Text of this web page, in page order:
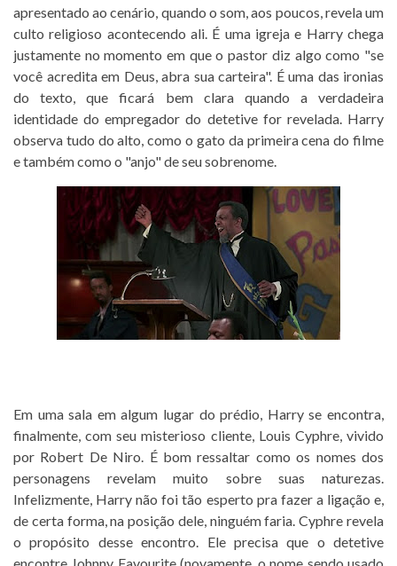
apresentado ao cenário, quando o som, aos poucos, revela um
culto religioso acontecendo ali. É uma igreja e Harry chega
justamente no momento em que o pastor diz algo como "se
você acredita em Deus, abra sua carteira". É uma das ironias
do texto, que ficará bem clara quando a verdadeira
identidade do empregador do detetive for revelada. Harry
observa tudo do alto, como o gato da primeira cena do filme
e também como o "anjo" de seu sobrenome.
Em uma sala em algum lugar do prédio, Harry se encontra,
finalmente, com seu misterioso cliente, Louis Cyphre, vivido
por Robert De Niro. É bom ressaltar como os nomes dos
personagens revelam muito sobre suas naturezas.
Infelizmente, Harry não foi tão esperto pra fazer a ligação e,
de certa forma, na posição dele, ninguém faria. Cyphre revela
o propósito desse encontro. Ele precisa que o detetive
encontre Johnny Favourite (novamente, o nome sendo usado